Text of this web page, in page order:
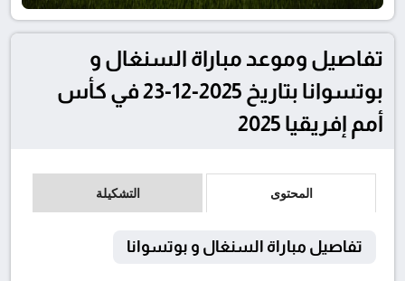
تفاصيل وموعد مباراة السنغال و
بوتسوانا بتاريخ 2025-12-23 في كأس
أمم إفريقيا 2025
المحتوى التشكيلة
تفاصيل مباراة السنغال و بوتسوانا